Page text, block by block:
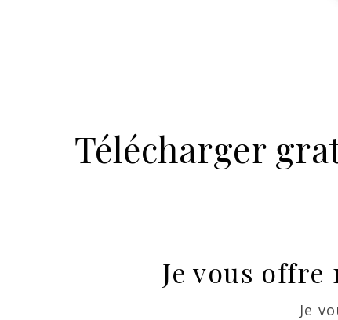
Télécharger
Je vous offre
Je